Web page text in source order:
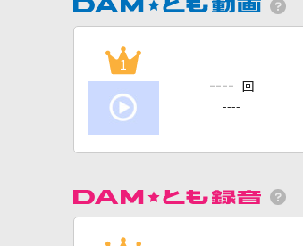
1
---- 回
----